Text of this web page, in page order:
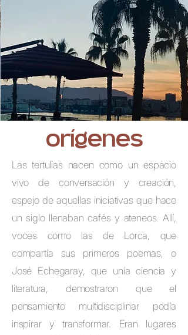
orígenes
Las tertulias nacen como un espacio
vivo de conversación y creación,
espejo de aquellas iniciativas que hace
un siglo llenaban cafés y ateneos. Allí,
voces como las de Lorca, que
compartía sus primeros poemas, o
José Echegaray, que unía ciencia y
literatura, demostraron que el
pensamiento multidisciplinar podía
inspirar y transformar. Eran lugares